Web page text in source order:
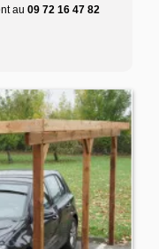
au 09 72 16 47 82